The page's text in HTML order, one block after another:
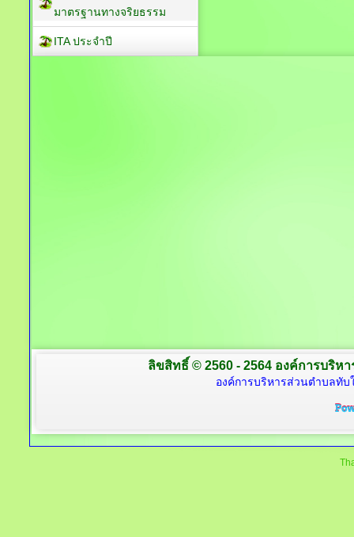
มาตรฐานทางจริยธรรม
ITA ประจำปี
ลิขสิทธิ์ © 2560 - 2564 องค์การบริห
องค์การบริหารส่วนตำบลทับ